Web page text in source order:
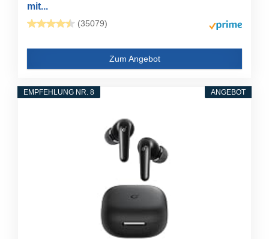
mit...
(35079)
Zum Angebot
ANGEBOT
EMPFEHLUNG NR. 8